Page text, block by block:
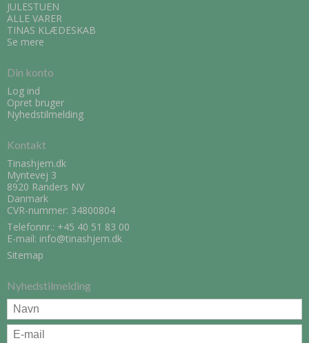
JULESTUEN
ALLE VARER
TINAS KLÆDESKAB
Se mere
Din konto
Log ind
Opret bruger
Nyhedstilmelding
Kontakt
Tinashjem.dk
Myntevej 3
8920 Randers NV
Danmark
CVR-nummer: 34800804
Telefonnr.: +45 40 51 83 00
E-mail: info@tinashjem.dk
Sitemap
Nyhedstilmelding